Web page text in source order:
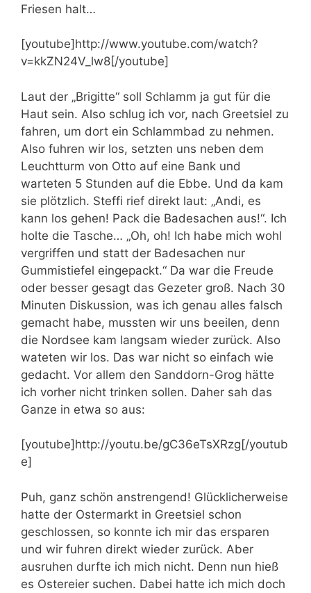
Friesen halt…
[youtube]http://www.youtube.com/watch?
v=kkZN24V_lw8[/youtube]
Laut der „Brigitte“ soll Schlamm ja gut für die
Haut sein. Also schlug ich vor, nach Greetsiel zu
fahren, um dort ein Schlammbad zu nehmen.
Also fuhren wir los, setzten uns neben dem
Leuchtturm von Otto auf eine Bank und
warteten 5 Stunden auf die Ebbe. Und da kam
sie plötzlich. Steffi rief direkt laut: „Andi, es
kann los gehen! Pack die Badesachen aus!“. Ich
holte die Tasche… „Oh, oh! Ich habe mich wohl
vergriffen und statt der Badesachen nur
Gummistiefel eingepackt.“ Da war die Freude
oder besser gesagt das Gezeter groß. Nach 30
Minuten Diskussion, was ich genau alles falsch
gemacht habe, mussten wir uns beeilen, denn
die Nordsee kam langsam wieder zurück. Also
wateten wir los. Das war nicht so einfach wie
gedacht. Vor allem den Sanddorn-Grog hätte
ich vorher nicht trinken sollen. Daher sah das
Ganze in etwa so aus:
[youtube]http://youtu.be/gC36eTsXRzg[/youtub
e]
Puh, ganz schön anstrengend! Glücklicherweise
hatte der Ostermarkt in Greetsiel schon
geschlossen, so konnte ich mir das ersparen
und wir fuhren direkt wieder zurück. Aber
ausruhen durfte ich mich nicht. Denn nun hieß
es Ostereier suchen. Dabei hatte ich mich doch